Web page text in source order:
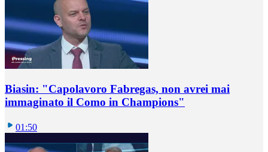
Biasin: "Capolavoro Fabregas, non avrei mai
immaginato il Como in Champions"
01:50